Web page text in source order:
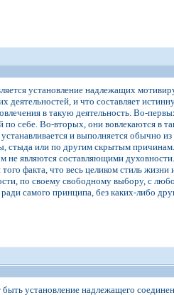
установление надлежащих
и что составляет
в такую деятельность. Во-
себе. Во-вторых, они вовлекаются в
и выполняется обычно
стыда или по другим скрытым
не являются составляющими
факта, что весь целиком стиль
по своему свободному выбору, с
самого принципа, без каких-либо
установление надлежащего